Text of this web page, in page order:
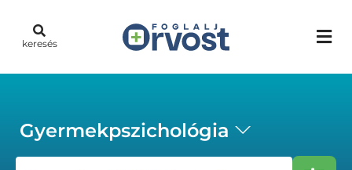
keresés
Gyermekpszichológia